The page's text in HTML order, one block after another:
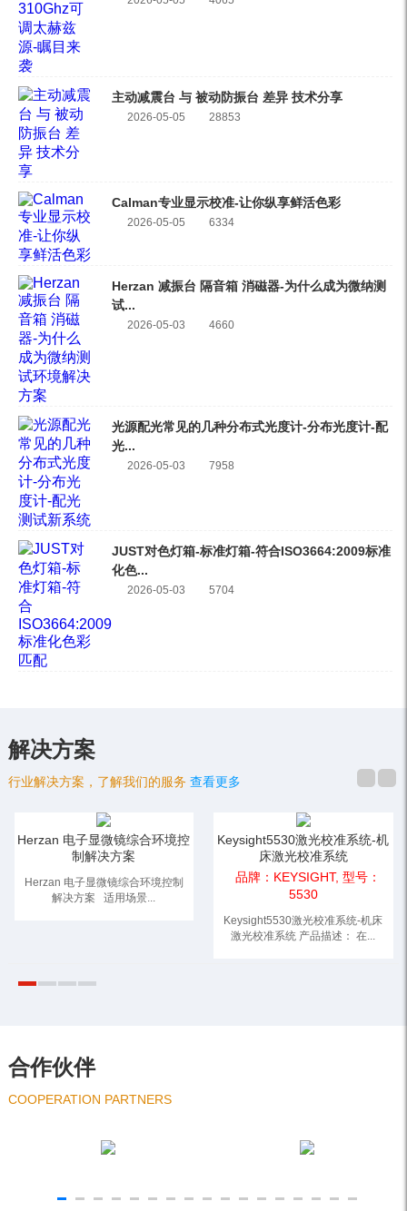
主动减震台 与 被动防振台 差异 技术分享
2026-05-05 28853
Calman专业显示校准-让你纵享鲜活色彩
2026-05-05 6334
Herzan 减振台 隔音箱 消磁器-为什么成为微纳测
试...
2026-05-03 4660
光源配光常见的几种分布式光度计-分布光度计-配
光...
2026-05-03 7958
JUST对色灯箱-标准灯箱-符合ISO3664:2009标准
化色...
2026-05-03 5704
解决方案
行业解决方案，了解我们的服务 查看更多
Herzan 电子显微镜综合环境控
制解决方案
Herzan 电子显微镜综合环境控制
解决方案 适用场景...
Keysight5530激光校准系统-机
床激光校准系统
品牌：KEYSIGHT, 型号：
5530
Keysight5530激光校准系统-机床
激光校准系统 产品描述： 在...
合作伙伴
COOPERATION PARTNERS